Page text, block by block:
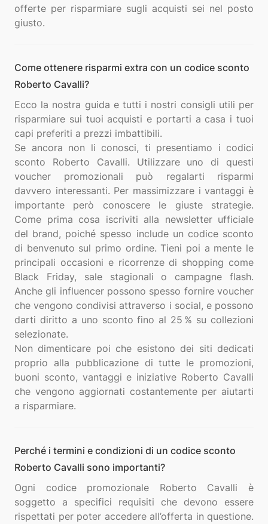
offerte per risparmiare sugli acquisti sei nel posto
Come ottenere risparmi extra con un codice sconto
Roberto Cavalli?
Ecco la nostra guida e tutti i nostri consigli utili per
risparmiare sui tuoi acquisti e portarti a casa i tuoi
capi preferiti a prezzi imbattibili.
Se ancora non li conosci, ti presentiamo i codici
sconto Roberto Cavalli. Utilizzare uno di questi
voucher promozionali può regalarti risparmi
davvero interessanti. Per massimizzare i vantaggi è
importante però conoscere le giuste strategie.
Come prima cosa iscriviti alla newsletter ufficiale
del brand, poiché spesso include un codice sconto
di benvenuto sul primo ordine. Tieni poi a mente le
principali occasioni e ricorrenze di shopping come
Black Friday, sale stagionali o campagne flash.
Anche gli influencer possono spesso fornire voucher
che vengono condivisi attraverso i social, e possono
darti diritto a uno sconto fino al 25 % su collezioni
selezionate.
Non dimenticare poi che esistono dei siti dedicati
proprio alla pubblicazione di tutte le promozioni,
buoni sconto, vantaggi e iniziative Roberto Cavalli
che vengono aggiornati costantemente per aiutarti
Perché i termini e condizioni di un codice sconto
Roberto Cavalli sono importanti?
Ogni codice promozionale Roberto Cavalli è
soggetto a specifici requisiti che devono essere
rispettati per poter accedere all’offerta in questione.